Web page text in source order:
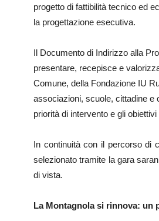
progetto di fattibilità tecnico ed
la progettazione esecutiva.
Il Documento di Indirizzo alla
presentare, recepisce e
Comune, della Fondazione IU
associazioni, scuole, cittadine e
priorità di intervento e gli
In continuità con il percorso di
selezionato tramite la gara
di vista.
La Montagnola si rinnova: un